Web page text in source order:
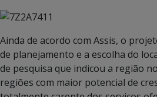
Ainda de acordo com Assis, o
de planejamento e a escolha do
de pesquisa que indicou a região
regiões com maior potencial de